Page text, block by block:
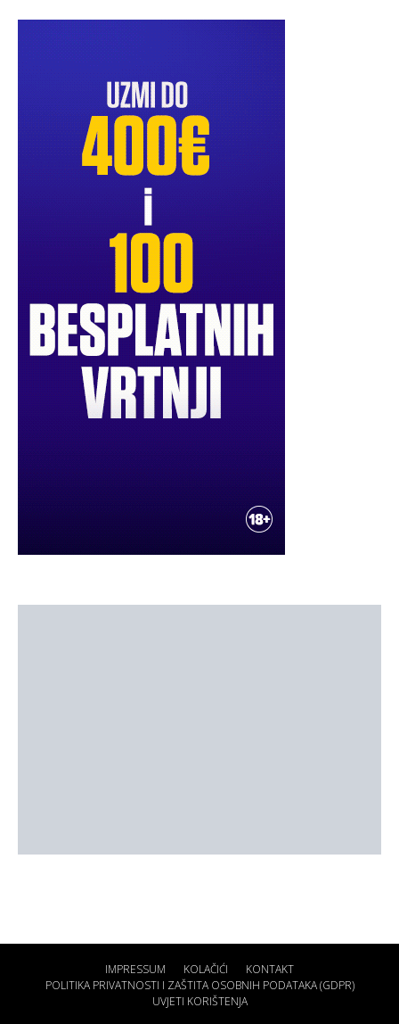
IMPRESSUM KOLAČIĆI
KONTAKT
POLITIKA PRIVATNOSTI I ZAŠTITA OSOBNIH PODATAKA (GDPR)
UVJETI KORIŠTENJA